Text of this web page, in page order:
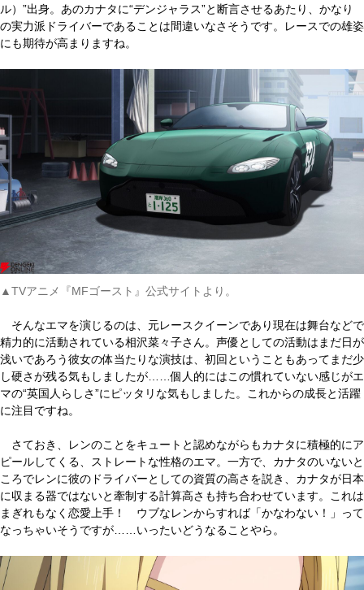
ル）”出身。あのカナタに“デンジャラス”と断言させるあたり、かなり
の実力派ドライバーであることは間違いなさそうです。レースでの雄姿
にも期待が高まりますね。
▲TVアニメ『MFゴースト』公式サイトより。
そんなエマを演じるのは、元レースクイーンであり現在は舞台などで
精力的に活動されている相沢菜々子さん。声優としての活動はまだ日が
浅いであろう彼女の体当たりな演技は、初回ということもあってまだ少
し硬さが残る気もしましたが……個人的にはこの慣れていない感じがエ
マの“英国人らしさ”にピッタリな気もしました。これからの成長と活躍
に注目ですね。
さておき、レンのことをキュートと認めながらもカナタに積極的にア
ピールしてくる、ストレートな性格のエマ。一方で、カナタのいないと
ころでレンに彼のドライバーとしての資質の高さを説き、カナタが日本
に収まる器ではないと牽制する計算高さも持ち合わせています。これは
まぎれもなく恋愛上手！ ウブなレンからすれば「かなわない！」って
なっちゃいそうですが……いったいどうなることやら。